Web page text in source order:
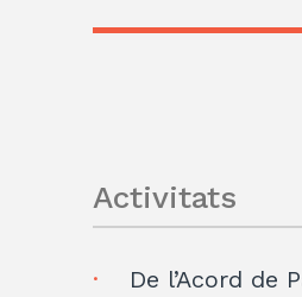
Activitats
De l’Acord de